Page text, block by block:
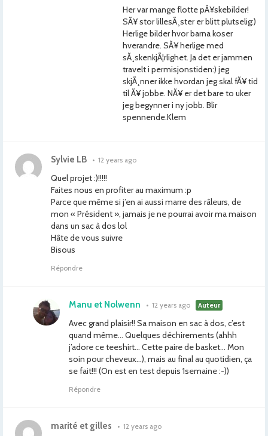
Her var mange flotte pÃ¥skebilder!
SÃ¥ stor lillesÃ¸ster er blitt plutselig:)
Herlige bilder hvor barna koser
hverandre. SÃ¥ herlige med
sÃ¸skenkjÃ¦rlighet. Ja det er jammen
travelt i permisjonstiden:) jeg
skjÃ¸nner ikke hvordan jeg skal fÃ¥ tid
til Ã¥ jobbe. NÃ¥ er det bare to uker
jeg begynner i ny jobb. Blir
spennende.Klem
Sylvie LB • 12 years ago
Quel projet :)!!!!!
Faites nous en profiter au maximum :p
Parce que même si j’en ai aussi marre des râleurs, de
mon « Président », jamais je ne pourrai avoir ma maison
dans un sac à dos lol
Hâte de vous suivre
Bisous
Répondre
Manu et Nolwenn • 12 years ago Auteur
Avec grand plaisir!! Sa maison en sac à dos, c’est
quand même… Quelques déchirements (ahhh
j’adore ce teeshirt… Cette paire de basket… Mon
soin pour cheveux…), mais au final au quotidien, ça
se fait!!! (On est en test depuis 1semaine :-))
Répondre
marité et gilles • 12 years ago